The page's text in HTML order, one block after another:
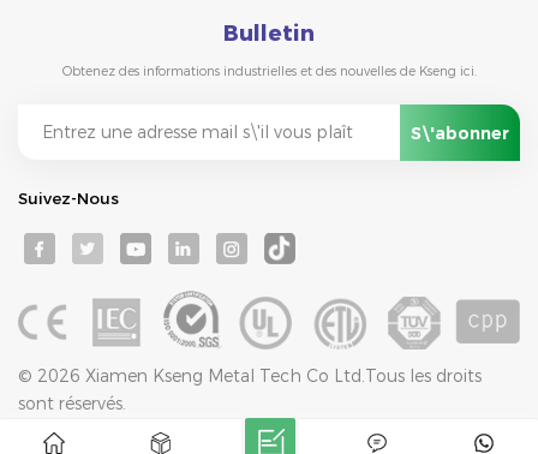
Bulletin
Obtenez des informations industrielles et des nouvelles de Kseng ici.
Suivez-Nous
© 2026 Xiamen Kseng Metal Tech Co Ltd.Tous les droits
sont réservés.
Réseau IPv6 pris en charge